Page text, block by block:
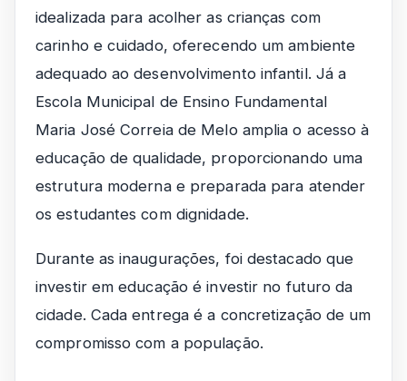
idealizada para acolher as crianças com
carinho e cuidado, oferecendo um ambiente
adequado ao desenvolvimento infantil. Já a
Escola Municipal de Ensino Fundamental
Maria José Correia de Melo amplia o acesso à
educação de qualidade, proporcionando uma
estrutura moderna e preparada para atender
os estudantes com dignidade.
Durante as inaugurações, foi destacado que
investir em educação é investir no futuro da
cidade. Cada entrega é a concretização de um
compromisso com a população.